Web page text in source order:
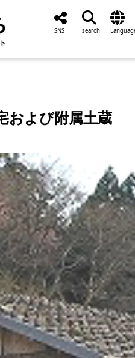
SNS search
および附属土蔵